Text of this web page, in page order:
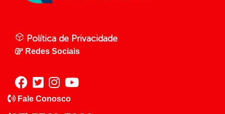
Política de Privacidade
Redes Sociais
Fale Conosco